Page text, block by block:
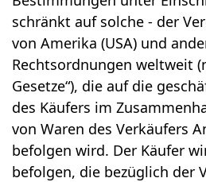
schränkt auf solche - der
von Amerika (USA) und
Rechtsordnungen weltweit
Gesetze“), die auf die
des Käufers im
von Waren des Verkäufers
befolgen wird. Der Käufer
befolgen, die bezüglich der